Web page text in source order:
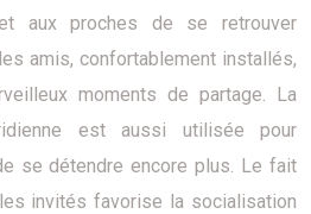
aux proches de se retrouver
amis, confortablement installés,
moments de partage. La
est aussi utilisée pour
se détendre encore plus. Le fait
invités favorise la socialisation